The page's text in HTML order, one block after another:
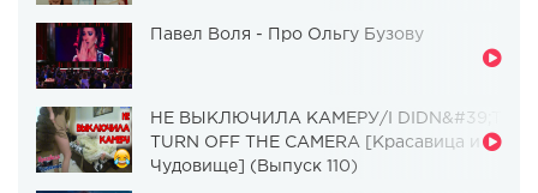
Павел Воля - Про Ольгу Бузову
НЕ ВЫКЛЮЧИЛА КАМЕРУ/I DIDN&#39;T
TURN OFF THE CAMERA [Красавица и
Чудовище] (Выпуск 110)